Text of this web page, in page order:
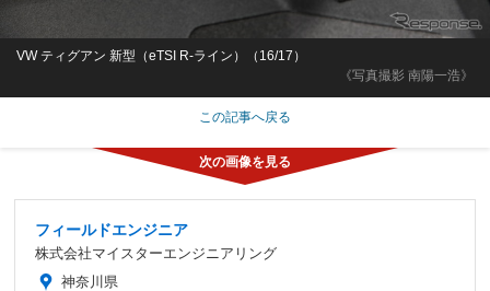
《写真撮影 南陽一浩》
VW ティグアン 新型（eTSI R-ライン）（16/17）
この記事へ戻る
フィールドエンジニア
株式会社マイスターエンジニアリング
神奈川県